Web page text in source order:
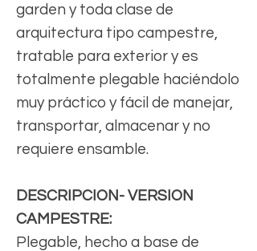
garden y toda clase de
arquitectura tipo campestre,
tratable para exterior y es
totalmente plegable haciéndolo
muy práctico y fácil de manejar,
transportar, almacenar y no
requiere ensamble.
DESCRIPCION- VERSION
CAMPESTRE:
Plegable, hecho a base de